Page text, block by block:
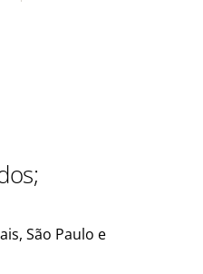
São Paulo e